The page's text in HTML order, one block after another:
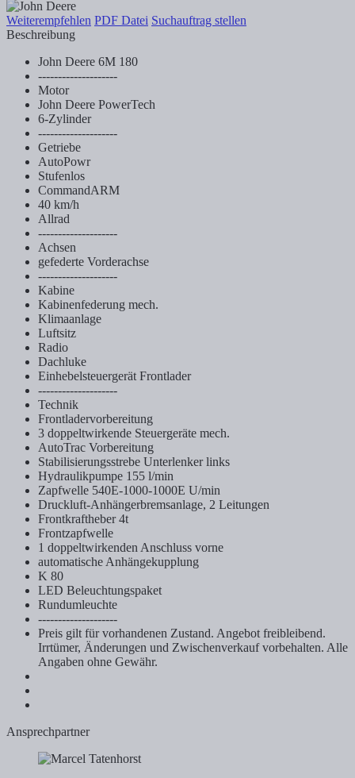
Weiterempfehlen PDF Datei Suchauftrag stellen
Beschreibung
John Deere 6M 180
--------------------
Motor
John Deere PowerTech
6-Zylinder
--------------------
Getriebe
AutoPowr
Stufenlos
CommandARM
40 km/h
Allrad
--------------------
Achsen
gefederte Vorderachse
--------------------
Kabine
Kabinenfederung mech.
Klimaanlage
Luftsitz
Radio
Dachluke
Einhebelsteuergerät Frontlader
--------------------
Technik
Frontladervorbereitung
3 doppeltwirkende Steuergeräte mech.
AutoTrac Vorbereitung
Stabilisierungsstrebe Unterlenker links
Hydraulikpumpe 155 l/min
Zapfwelle 540E-1000-1000E U/min
Druckluft-Anhängerbremsanlage, 2 Leitungen
Frontkraftheber 4t
Frontzapfwelle
1 doppeltwirkenden Anschluss vorne
automatische Anhängekupplung
K 80
LED Beleuchtungspaket
Rundumleuchte
--------------------
Preis gilt für vorhandenen Zustand. Angebot freibleibend.
Irrtümer, Änderungen und Zwischenverkauf vorbehalten. Alle
Angaben ohne Gewähr.
Ansprechpartner